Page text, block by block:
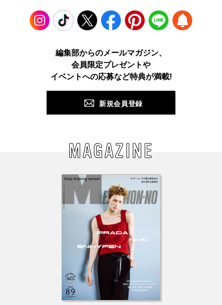
TikTok Facebook Pinterest LINE
編集部からのメールマガジン、
会員限定プレゼントや
イベントへの応募など特典が満載!
新規会員登録
MAGAZINE